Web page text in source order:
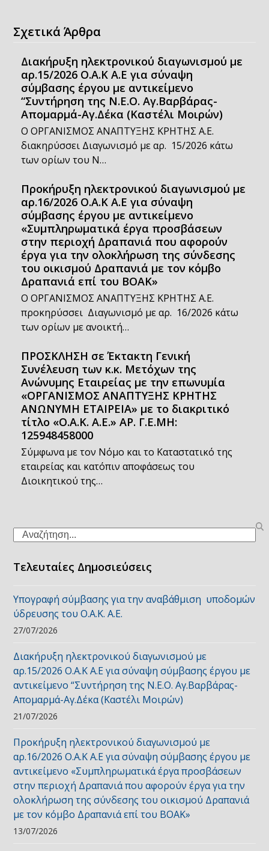
Σχετικά Άρθρα
Διακήρυξη ηλεκτρονικού διαγωνισμού με
αρ.15/2026 Ο.Α.Κ Α.Ε για σύναψη
σύμβασης έργου με αντικείμενο
“Συντήρηση της Ν.Ε.Ο. Αγ.Βαρβάρας-
Απομαρμά-Αγ.Δέκα (Καστέλι Μοιρών)
Ο ΟΡΓΑΝΙΣΜΟΣ ΑΝΑΠΤΥΞΗΣ ΚΡΗΤΗΣ Α.Ε.
διακηρύσσει Διαγωνισμό με αρ. 15/2026 κάτω
των ορίων του Ν…
Προκήρυξη ηλεκτρονικού διαγωνισμού με
αρ.16/2026 Ο.Α.Κ Α.Ε για σύναψη
σύμβασης έργου με αντικείμενο
«Συμπληρωματικά έργα προσβάσεων
στην περιοχή Δραπανιά που αφορούν
έργα για την ολοκλήρωση της σύνδεσης
του οικισμού Δραπανιά με τον κόμβο
Δραπανιά επί του ΒΟΑΚ»
Ο ΟΡΓΑΝΙΣΜΟΣ ΑΝΑΠΤΥΞΗΣ ΚΡΗΤΗΣ Α.Ε.
προκηρύσσει Διαγωνισμό με αρ. 16/2026 κάτω
των ορίων με ανοικτή…
ΠΡΟΣΚΛΗΣΗ σε Έκτακτη Γενική
Συνέλευση των κ.κ. Μετόχων της
Ανώνυμης Εταιρείας με την επωνυμία
«ΟΡΓΑΝΙΣΜΟΣ ΑΝΑΠΤΥΞΗΣ ΚΡΗΤΗΣ
ΑΝΩΝΥΜΗ ΕΤΑΙΡΕΙΑ» με το διακριτικό
τίτλο «Ο.Α.Κ. Α.Ε.» ΑΡ. Γ.Ε.ΜΗ:
125948458000
Σύμφωνα με τον Νόμο και το Καταστατικό της
εταιρείας και κατόπιν αποφάσεως του
Διοικητικού της…
Search
Τελευταίες Δημοσιεύσεις
Υπογραφή σύμβασης για την αναβάθμιση υποδομών
ύδρευσης του Ο.Α.Κ. Α.Ε.
27/07/2026
Διακήρυξη ηλεκτρονικού διαγωνισμού με
αρ.15/2026 Ο.Α.Κ Α.Ε για σύναψη σύμβασης έργου με
αντικείμενο “Συντήρηση της Ν.Ε.Ο. Αγ.Βαρβάρας-
Απομαρμά-Αγ.Δέκα (Καστέλι Μοιρών)
21/07/2026
Προκήρυξη ηλεκτρονικού διαγωνισμού με
αρ.16/2026 Ο.Α.Κ Α.Ε για σύναψη σύμβασης έργου με
αντικείμενο «Συμπληρωματικά έργα προσβάσεων
στην περιοχή Δραπανιά που αφορούν έργα για την
ολοκλήρωση της σύνδεσης του οικισμού Δραπανιά
με τον κόμβο Δραπανιά επί του ΒΟΑΚ»
13/07/2026